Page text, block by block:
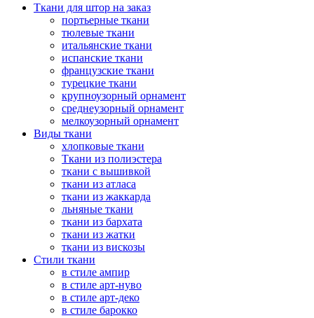
Ткани для штор на заказ
портьерные ткани
тюлевые ткани
итальянские ткани
испанские ткани
французские ткани
турецкие ткани
крупноузорный орнамент
среднеузорный орнамент
мелкоузорный орнамент
Виды ткани
хлопковые ткани
Ткани из полиэстера
ткани с вышивкой
ткани из атласа
ткани из жаккарда
льняные ткани
ткани из бархата
ткани из жатки
ткани из вискозы
Стили ткани
в стиле ампир
в стиле арт-нуво
в стиле арт-деко
в стиле барокко